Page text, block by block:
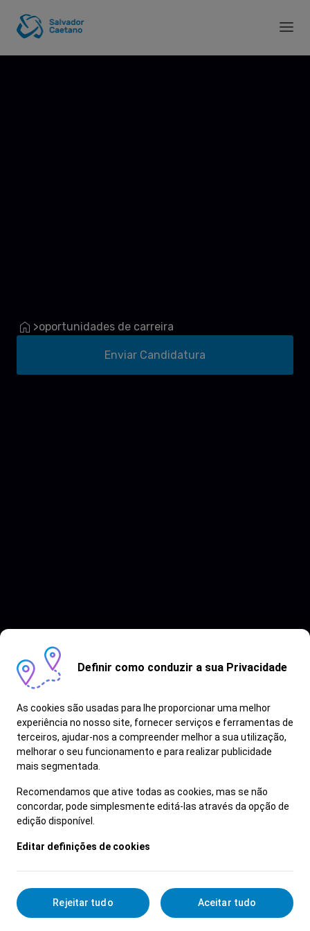
>oportunidades de carreira
Enviar Candidatura
Vagas semelhantes
Definir como conduzir a sua Privacidade
As cookies são usadas para lhe proporcionar uma melhor
experiência no nosso site, fornecer serviços e ferramentas de
terceiros, ajudar-nos a compreender melhor a sua utilização,
melhorar o seu funcionamento e para realizar publicidade
mais segmentada.
Recomendamos que ative todas as cookies, mas se não
concordar, pode simplesmente editá-las através da opção de
edição disponível.
Editar definições de cookies
Rejeitar tudo Aceitar tudo